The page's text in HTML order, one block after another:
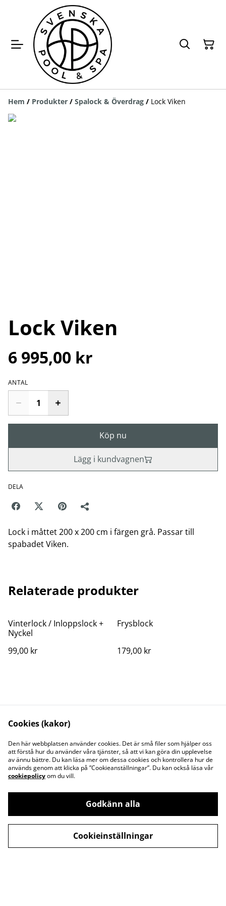
Hem / Produkter / Spalock & Överdrag / Lock Viken
Lock Viken
6 995,00 kr
ANTAL
Köp nu
Lägg i kundvagnen
DELA
Lock i måttet 200 x 200 cm i färgen grå. Passar till
spabadet Viken.
Relaterade produkter
Vinterlock / Inloppslock +
Nyckel
99,00 kr
Frysblock
179,00 kr
Frysflaska
79,00 kr
Lock Forsen
Integritetspolicy
Cookiepolicy
Cookies (kakor)
Den här webbplatsen använder cookies. Det är små filer som hjälper oss
att förstå hur du använder våra tjänster, så att vi kan göra din upplevelse
av ännu bättre. Du kan läsa mer om dessa cookies och kontrollera hur de
används genom att klicka på ”Cookieanställningar”. Du kan också läsa vår
cookiepolicyom du vill.
Godkänn alla
Cookieinställningar